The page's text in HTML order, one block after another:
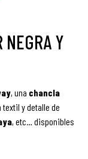
NEGRA Y
, una chancla
y detalle de
, etc… disponibles